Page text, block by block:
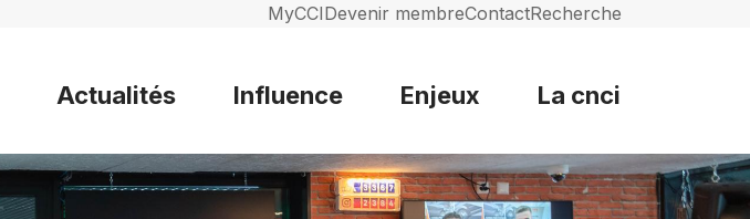
MyCCIDevenir membreContactRecherche
Actualités Influence Enjeux La cnci